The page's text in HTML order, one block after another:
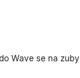
Wave se na zuby